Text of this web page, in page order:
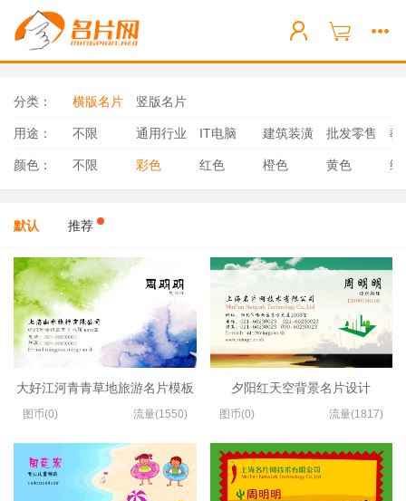
分类： 横版名片 竖版名片
用途： 不限 通用行业 IT电脑 建筑装潢 批发零售 教
颜色： 不限 彩色 红色 橙色 黄色 绿
默认 推荐
大好江河青青草地旅游名片模板
图币(0) 流量(1550)
夕阳红天空背景名片设计
图币(0) 流量(1817)